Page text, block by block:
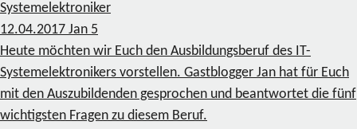
Systemelektroniker
12.04.2017 Jan 5
Heute möchten wir Euch den Ausbildungsberuf des IT-
Systemelektronikers vorstellen. Gastblogger Jan hat für Euch
mit den Auszubildenden gesprochen und beantwortet die fünf
wichtigsten Fragen zu diesem Beruf.